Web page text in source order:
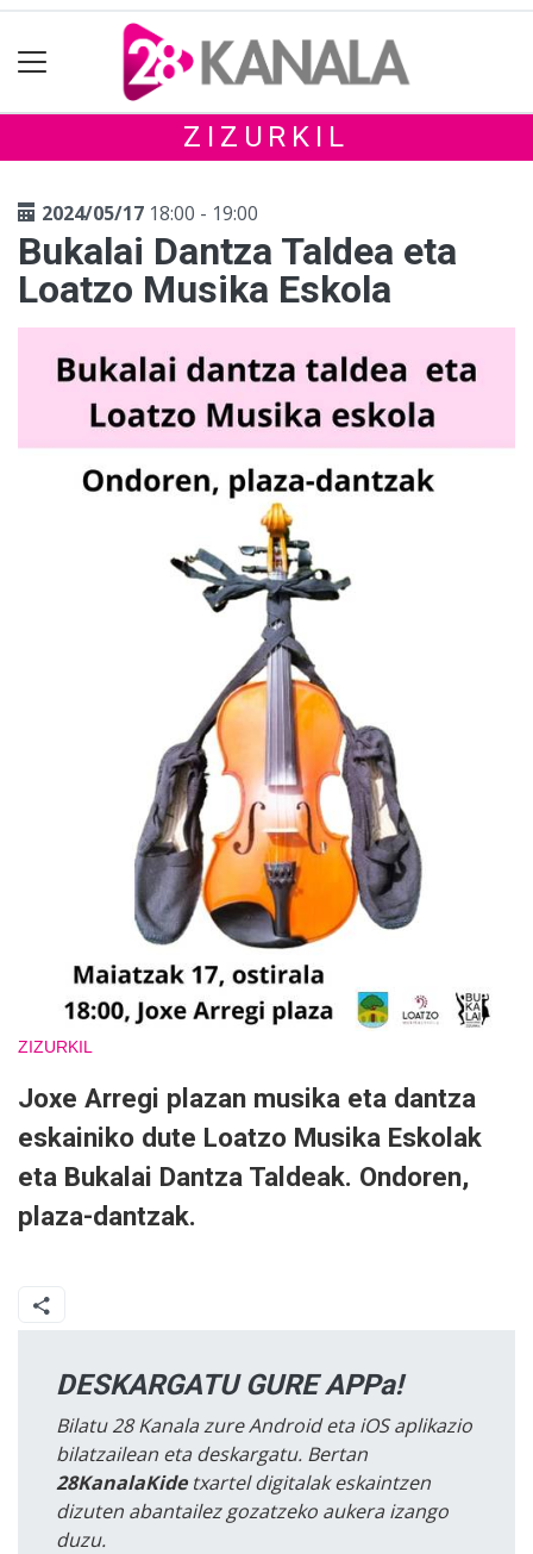
ZIZURKIL
2024/05/17 18:00 - 19:00
Bukalai Dantza Taldea eta
Loatzo Musika Eskola
ZIZURKIL
Joxe Arregi plazan musika eta dantza
eskainiko dute Loatzo Musika Eskolak
eta Bukalai Dantza Taldeak. Ondoren,
plaza-dantzak.
DESKARGATU GURE APPa!
Bilatu 28 Kanala zure Android eta iOS aplikazio
bilatzailean eta deskargatu. Bertan
28KanalaKidetxartel digitalak eskaintzen
dizuten abantailez gozatzeko aukera izango
duzu.